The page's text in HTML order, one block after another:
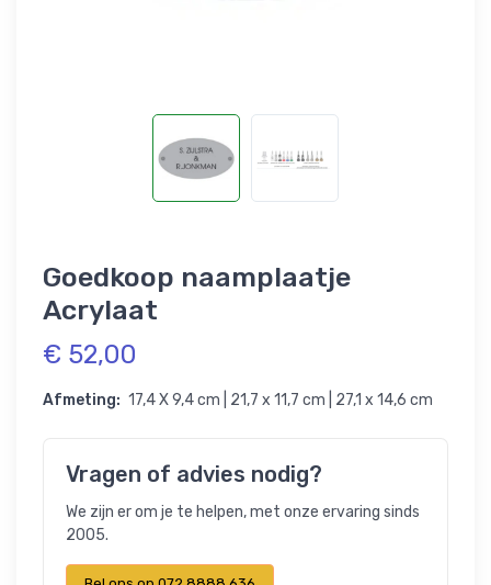
Goedkoop naamplaatje
Acrylaat
€ 52,00
Afmeting: 17,4 X 9,4 cm | 21,7 x 11,7 cm | 27,1 x 14,6 cm
Vragen of advies nodig?
We zijn er om je te helpen, met onze ervaring sinds
2005.